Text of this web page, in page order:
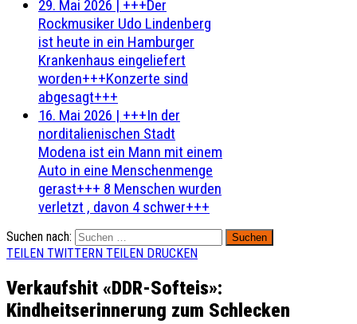
29. Mai 2026 | +++Der
Rockmusiker Udo Lindenberg
ist heute in ein Hamburger
Krankenhaus eingeliefert
worden+++Konzerte sind
abgesagt+++
16. Mai 2026 | +++In der
norditalienischen Stadt
Modena ist ein Mann mit einem
Auto in eine Menschenmenge
gerast+++ 8 Menschen wurden
verletzt , davon 4 schwer+++
Suchen nach:
TEILEN TWITTERN TEILEN DRUCKEN
Verkaufshit «DDR-Softeis»:
Kindheitserinnerung zum Schlecken